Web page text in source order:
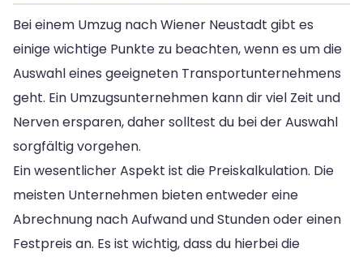
Bei einem Umzug nach Wiener Neustadt gibt es
einige wichtige Punkte zu beachten, wenn es um die
Auswahl eines geeigneten Transportunternehmens
geht. Ein Umzugsunternehmen kann dir viel Zeit und
Nerven ersparen, daher solltest du bei der Auswahl
sorgfältig vorgehen.
Ein wesentlicher Aspekt ist die Preiskalkulation. Die
meisten Unternehmen bieten entweder eine
Abrechnung nach Aufwand und Stunden oder einen
Festpreis an. Es ist wichtig, dass du hierbei die